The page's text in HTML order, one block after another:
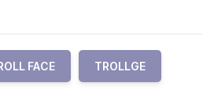
FACE TROLLGE